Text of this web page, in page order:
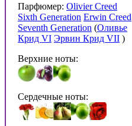
Парфюмер: Olivier Creed
Sixth Generation Erwin Creed
Seventh Generation (Оливье
Крид VI Эрвин Крид VII )
Верхние ноты:
Сердечные ноты: